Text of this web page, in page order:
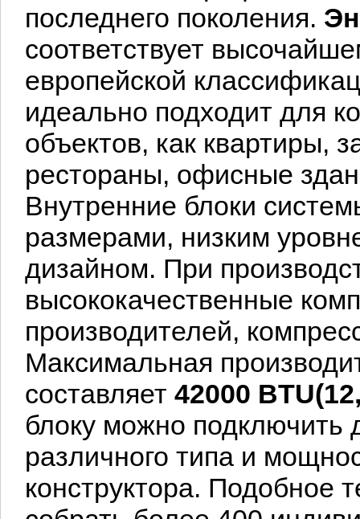
последнего поколения.
соответствует
европейской
идеально подходит для
объектов, как квартиры,
рестораны, офисные
Внутренние блоки
размерами, низким
дизайном. При
высококачественные
производителей,
Максимальная
составляет 42000
блоку можно подключить
различного типа и
конструктора. Подобное